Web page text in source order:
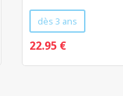
dès 3 ans
22.95 €